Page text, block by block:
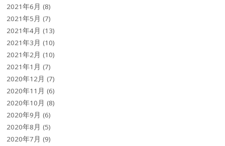
2021年6月 (8)
2021年5月 (7)
2021年4月 (13)
2021年3月 (10)
2021年2月 (10)
2021年1月 (7)
2020年12月 (7)
2020年11月 (6)
2020年10月 (8)
2020年9月 (6)
2020年8月 (5)
2020年7月 (9)